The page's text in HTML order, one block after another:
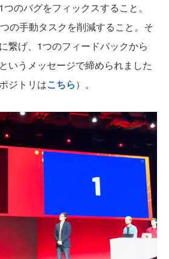
のバグをフィックスすること。
の手動タスクを削減すること。そ
繋げ、1つのフィードバックから
いうメッセージで締められました
ジトリはこちら）。